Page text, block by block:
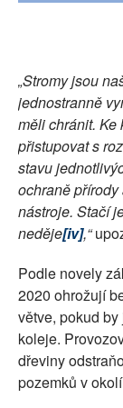
„Stromy jsou
jednostranně
měli chránit. Ke
přistupovat s
stavu
ochraně
nástroje. Stačí
neděje[iv],“
Podle novely
2020 ohrožují
větve, pokud
koleje.
dřeviny
pozemků v